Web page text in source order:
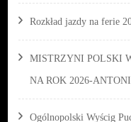
Rozkład jazdy na ferie
MISTRZYNI POLSKI
NA ROK 2026-
Ogólnopolski Wyścig